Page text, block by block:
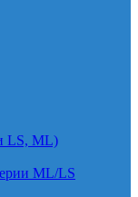
LS, ML)
ML/LS